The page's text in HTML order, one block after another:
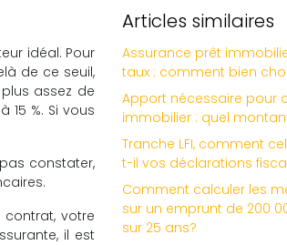
idéal. Pour
de ce seuil,
assez de
%. Si vous
constater,
votre
il est
Articles similaires
Assurance prêt
taux : comment bien
Apport nécessaire pour
immobilier : quel
Tranche LFI, comment
t-il vos déclarations
Comment calculer les
sur un emprunt de 200
sur 25 ans?